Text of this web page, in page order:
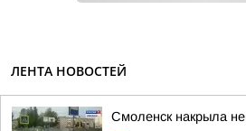
ЛЕНТА НОВОСТЕЙ
Смоленск накрыла